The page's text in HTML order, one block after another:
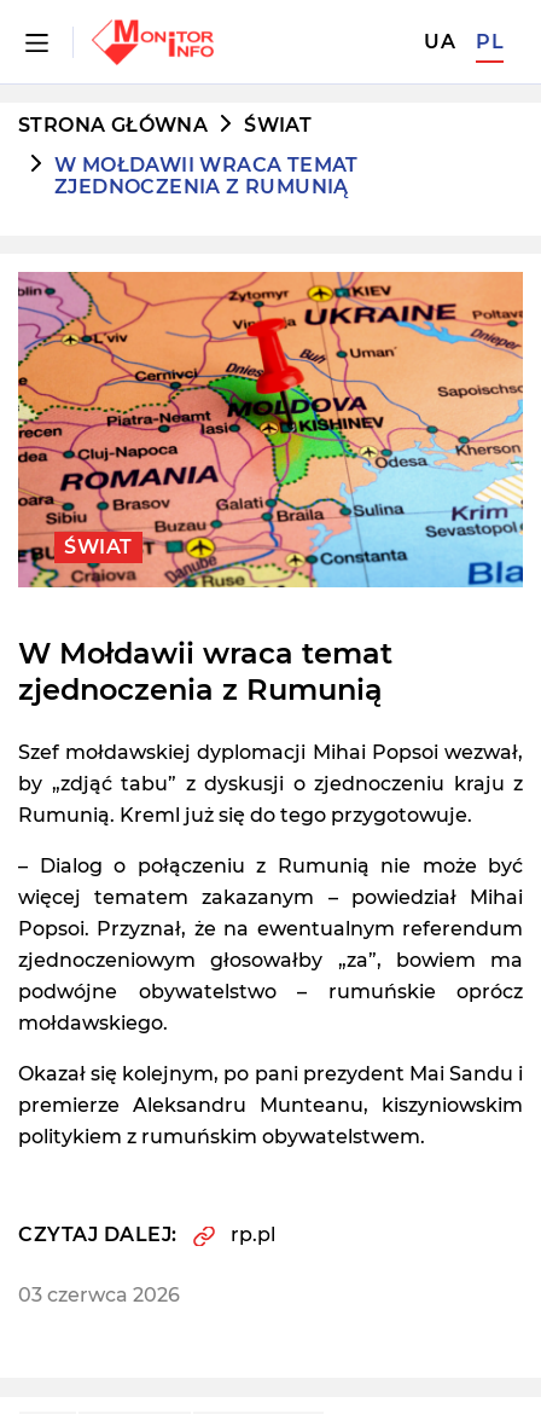
UA PL
STRONA GŁÓWNA
ŚWIAT
W MOŁDAWII WRACA TEMAT
ZJEDNOCZENIA Z RUMUNIĄ
ŚWIAT
W Mołdawii wraca temat
zjednoczenia z Rumunią
Szef mołdawskiej dyplomacji Mihai Popsoi wezwał,
by „zdjąć tabu” z dyskusji o zjednoczeniu kraju z
Rumunią. Kreml już się do tego przygotowuje.
– Dialog o połączeniu z Rumunią nie może być
więcej tematem zakazanym – powiedział Mihai
Popsoi. Przyznał, że na ewentualnym referendum
zjednoczeniowym głosowałby „za”, bowiem ma
podwójne obywatelstwo – rumuńskie oprócz
mołdawskiego.
Okazał się kolejnym, po pani prezydent Mai Sandu i
premierze Aleksandru Munteanu, kiszyniowskim
politykiem z rumuńskim obywatelstwem.
CZYTAJ DALEJ: rp.pl
03 czerwca 2026